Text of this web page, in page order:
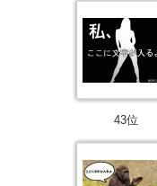
43位